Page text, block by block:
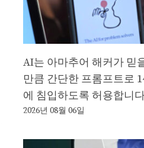
AI는 아마추어 해커가 믿
만큼 간단한 프롬프트로
에 침입하도록 허용합니
2026년 08월 06일